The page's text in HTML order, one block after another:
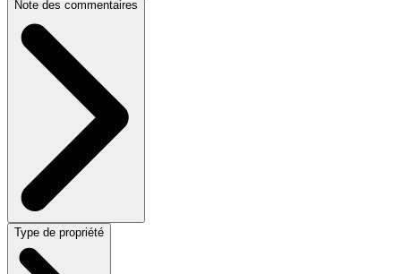
Note des commentaires
Type de propriété